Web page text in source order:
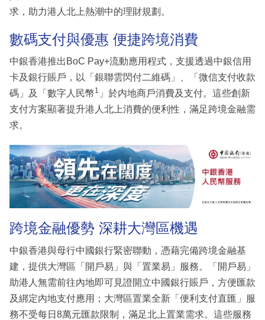
求，助力港人北上熱潮中的理財規劃。
數碼支付與優惠 便捷跨境消費
中銀香港推出BoC Pay+流動應用程式，支援透過中銀信用
卡及銀行賬戶，以「銀聯雲閃付二維碼」、「微信支付收款
碼」及「數字人民幣1 」於内地商戶消費及支付。這些創新
支付方案顯著提升港人北上消費的便利性，滿足跨境金融需
求。
跨境金融優勢 深耕大灣區機遇
中銀香港與母行中國銀行緊密聯動，憑藉完備跨境金融基
建，提供大灣區「開戶易」與「置業易」服務。「開戶易」
助港人無需前往內地即可見證開立中國銀行賬戶，方便匯款
及綁定內地支付應用；大灣區置業全新「便利支付直匯」服
務不受每日8萬元匯款限制，滿足北上置業需求。這些服務